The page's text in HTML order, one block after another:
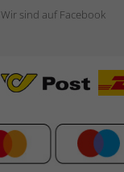
Wir sind auf Facebook